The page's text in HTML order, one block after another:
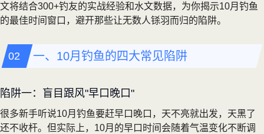
文将结合300+钓友的实战经验和水文数据，为你揭示10月钓鱼
的最佳时间窗口，避开那些让无数人铩羽而归的陷阱。
一、10月钓鱼的四大常见陷阱
陷阱一：盲目跟风"早口晚口"
很多新手听说10月钓鱼要赶早口晚口，天不亮就出发，天黑了
还不收杆。但实际上，10月的早口时间会随着气温变化不断调